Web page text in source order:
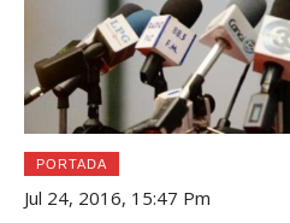
PORTADA
Jul 24, 2016, 15:47 Pm